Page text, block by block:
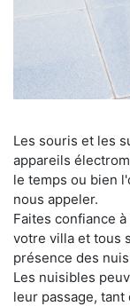
Les souris et les
appareils
le temps ou bien
nous appeler.
Faites confiance
votre villa et tous
présence des
Les nuisibles
leur passage,